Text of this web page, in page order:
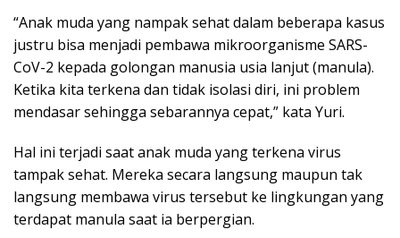
“Anak muda yang nampak sehat dalam beberapa kasus
justru bisa menjadi pembawa mikroorganisme SARS-
CoV-2 kepada golongan manusia usia lanjut (manula).
Ketika kita terkena dan tidak isolasi diri, ini problem
mendasar sehingga sebarannya cepat,” kata Yuri.
Hal ini terjadi saat anak muda yang terkena virus
tampak sehat. Mereka secara langsung maupun tak
langsung membawa virus tersebut ke lingkungan yang
terdapat manula saat ia berpergian.